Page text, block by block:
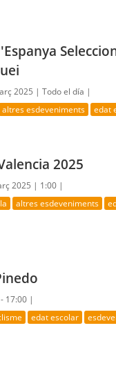
2025 |Todo el día |
altres esdeveniments edat
2025
2025 | 1:00 |
altres esdeveniments
17:00 |
edat escolar